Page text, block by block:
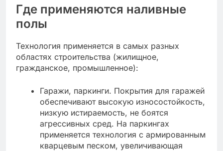
Где применяются наливные
полы
Технология применяется в самых разных
областях строительства (жилищное,
гражданское, промышленное):
Гаражи, паркинги. Покрытия для гаражей
обеспечивают высокую износостойкость,
низкую истираемость, не боятся
агрессивных сред. На паркингах
применяется технология с армированным
кварцевым песком, увеличивающая